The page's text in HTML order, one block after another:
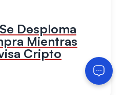
Desploma
Mientras
Cripto